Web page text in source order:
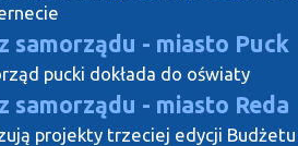
samorządu - miasto Puck
pucki dokłada do oświaty
samorządu - miasto Reda
projekty trzeciej edycji Budżetu